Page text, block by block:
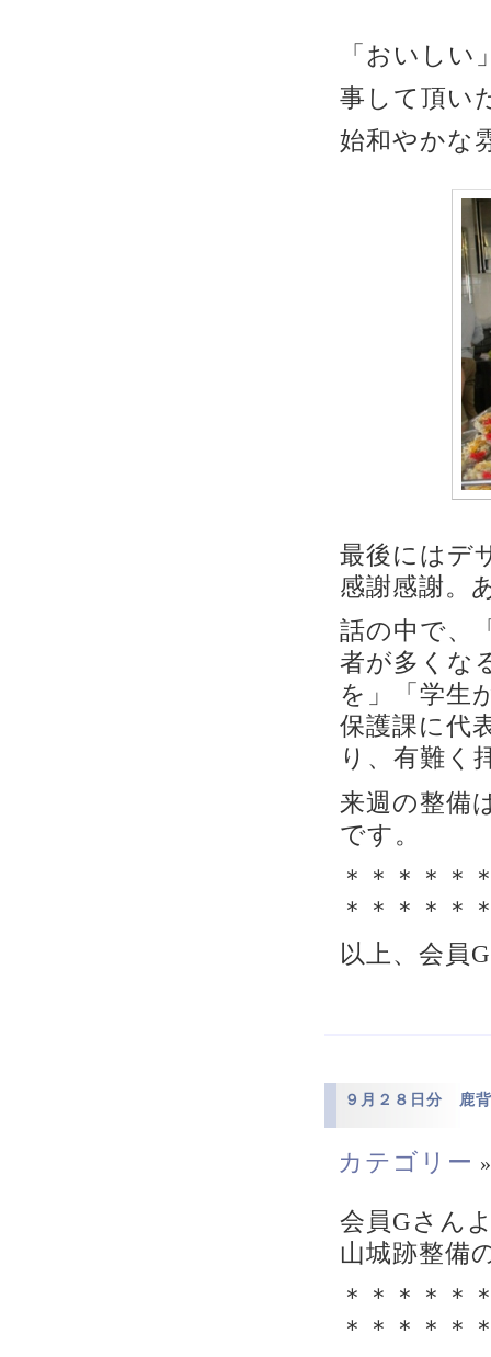
「おいし
事して頂い
始和やかな
最後にはデ
感謝感謝。
話の中で、
者が多くな
を」「学生
保護課に代
り、有難く
来週の整備
です。
＊＊＊＊＊
＊＊＊＊＊
以上、会員
９月２８日分 鹿
カテゴリー
会員Gさん
山城跡整備
＊＊＊＊＊
＊＊＊＊＊